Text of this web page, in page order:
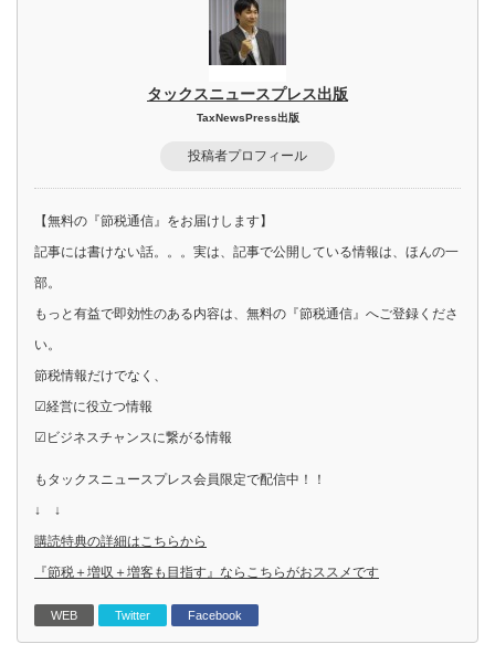
タックスニュースプレス出版
TaxNewsPress出版
投稿者プロフィール
【無料の『節税通信』をお届けします】
記事には書けない話。。。実は、記事で公開している情報は、ほんの一
部。
もっと有益で即効性のある内容は、無料の『節税通信』へご登録くださ
い。
節税情報だけでなく、
☑経営に役立つ情報
☑ビジネスチャンスに繋がる情報
もタックスニュースプレス会員限定で配信中！！
↓ ↓
購読特典の詳細はこちらから
『節税＋増収＋増客も目指す』ならこちらがおススメです
WEB Twitter Facebook